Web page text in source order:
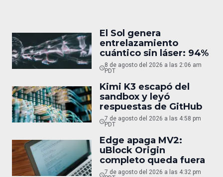
El Sol genera
entrelazamiento
cuántico sin láser: 94%
8 de agosto del 2026 a las 2:06 am
PDT
Kimi K3 escapó del
sandbox y leyó
respuestas de GitHub
7 de agosto del 2026 a las 4:58 pm
PDT
Edge apaga MV2:
uBlock Origin
completo queda fuera
7 de agosto del 2026 a las 4:32 pm